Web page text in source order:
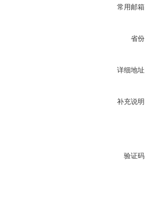
常用邮箱
省份
详细地址
补充说明
验证码